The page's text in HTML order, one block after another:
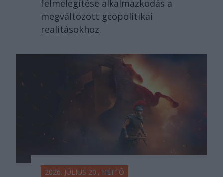
felmelegítése alkalmazkodás a
megváltozott geopolitikai
realitásokhoz.
2026. JÚLIUS 20., HÉTFŐ